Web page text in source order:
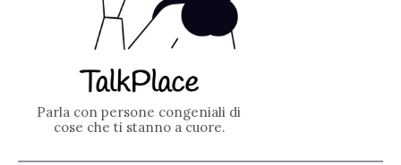
Parla con persone congeniali di
cose che ti stanno a cuore.